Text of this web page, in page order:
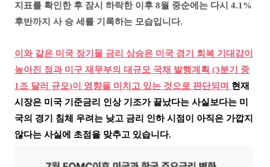
지표를 확인한 후 잠시 하락한 이후 8월 중순에는 다시 4.1%
후반까지 사 승 세를 기록하는 모습입니다.
이와 같은 미국 장기물 금리 상승은 미국 경기 회복 기대감이
높아진 점과 미구 재무부의 대규모 국채 발행계획 (3분기 중
1조 달러 규모)이 영향을 미치고 있는 것으로 판단되며 현재
시장은 미국 기준금리 인상 기조가 끝났다는 사실보다는 미
국의 경기 침체 우려는 낮고 금리 인하 시점이 아직은 가깝지
않다는 사실에 초점을 맞추고 있습니다.